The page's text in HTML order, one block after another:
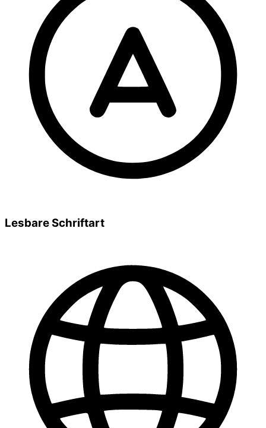
Lesbare Schriftart